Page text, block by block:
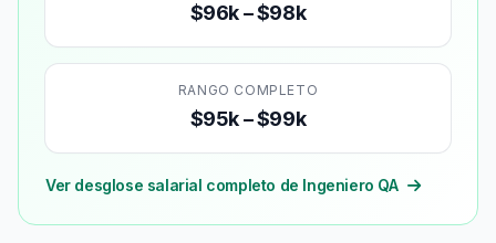
$96k – $98k
RANGO COMPLETO
$95k – $99k
Ver desglose salarial completo de Ingeniero QA